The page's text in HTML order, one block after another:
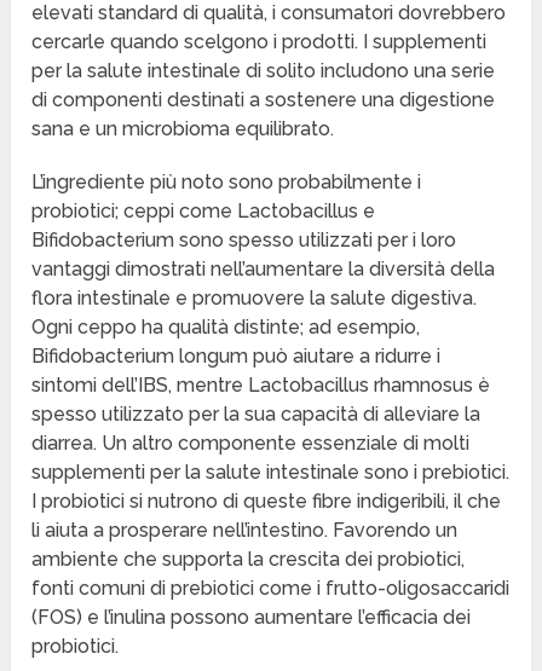
elevati standard di qualità, i consumatori dovrebbero
cercarle quando scelgono i prodotti. I supplementi
per la salute intestinale di solito includono una serie
di componenti destinati a sostenere una digestione
sana e un microbioma equilibrato.
L’ingrediente più noto sono probabilmente i
probiotici; ceppi come Lactobacillus e
Bifidobacterium sono spesso utilizzati per i loro
vantaggi dimostrati nell’aumentare la diversità della
flora intestinale e promuovere la salute digestiva.
Ogni ceppo ha qualità distinte; ad esempio,
Bifidobacterium longum può aiutare a ridurre i
sintomi dell’IBS, mentre Lactobacillus rhamnosus è
spesso utilizzato per la sua capacità di alleviare la
diarrea. Un altro componente essenziale di molti
supplementi per la salute intestinale sono i prebiotici.
I probiotici si nutrono di queste fibre indigeribili, il che
li aiuta a prosperare nell’intestino. Favorendo un
ambiente che supporta la crescita dei probiotici,
fonti comuni di prebiotici come i frutto-oligosaccaridi
(FOS) e l’inulina possono aumentare l’efficacia dei
probiotici.